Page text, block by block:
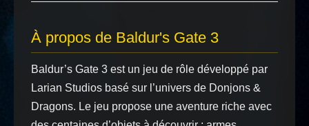
À propos de Baldur's Gate 3
Baldur’s Gate 3 est un jeu de rôle développé par
Larian Studios basé sur l’univers de Donjons &
Dragons. Le jeu propose une aventure riche avec